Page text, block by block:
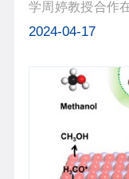
学周婷教授合作
进展。该研究面
覆盖场景，创新
2024-04-17